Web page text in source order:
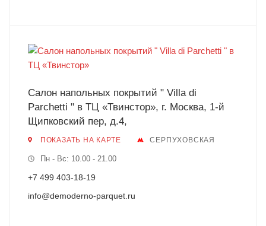
Салон напольных покрытий " Villa di
Parchetti " в ТЦ «Твинстор», г. Москва, 1-й
Щипковский пер, д.4,
ПОКАЗАТЬ НА КАРТЕ СЕРПУХОВСКАЯ
Пн - Вс: 10.00 - 21.00
+7 499 403-18-19
info@demoderno-parquet.ru